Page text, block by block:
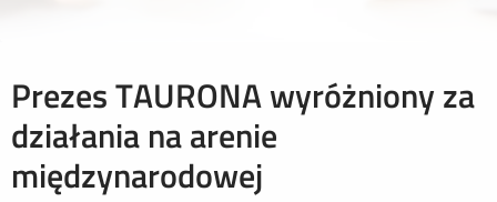
Prezes TAURONA wyróżniony za
działania na arenie
międzynarodowej